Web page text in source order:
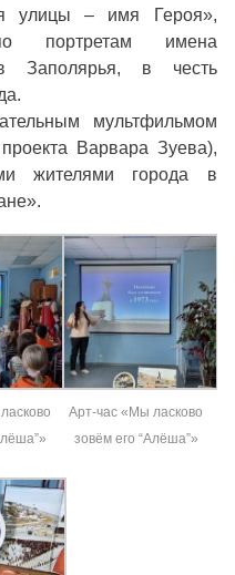
улицы – имя Героя»,
портретам имена
Заполярья, в честь
мультфильмом
Варвара Зуева),
жителями города в
Арт-час «Мы ласково
зовём его “Алёша”»